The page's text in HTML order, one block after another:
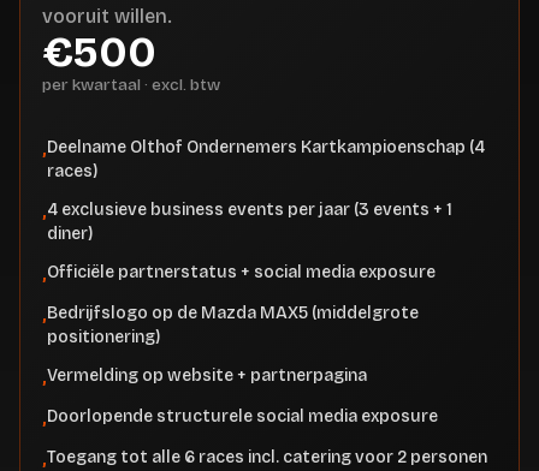
vooruit willen.
€500
per kwartaal · excl. btw
,Deelname Olthof Ondernemers Kartkampioenschap (4
races)
,4 exclusieve business events per jaar (3 events + 1
diner)
,Officiële partnerstatus + social media exposure
,Bedrijfslogo op de Mazda MAX5 (middelgrote
positionering)
,Vermelding op website + partnerpagina
,Doorlopende structurele social media exposure
,Toegang tot alle 6 races incl. catering voor 2 personen